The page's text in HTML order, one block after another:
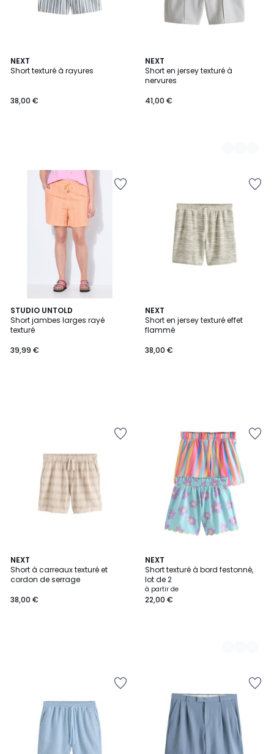
NEXT
Short texturé à rayures
38,00 €
NEXT
Short en jersey texturé à
nervures
41,00 €
2
Couleurs
STUDIO UNTOLD
Short jambes larges rayé
texturé
39,99 €
NEXT
Short en jersey texturé effet
flammé
38,00 €
NEXT
Short à carreaux texturé et
cordon de serrage
38,00 €
NEXT
Short texturé à bord festonné,
lot de 2
à partir de
22,00 €
2
Couleurs